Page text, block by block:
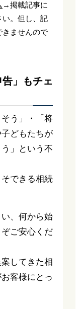
→掲載記事に
い。但し、記
きませんので
告」もチェ
そう」・「将
どもたちが
」という不
できる相続
、何から始
ご安心くだ
してきた相
客様にとっ